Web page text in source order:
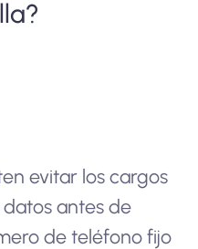
evitar los cargos
antes de
de teléfono fijo